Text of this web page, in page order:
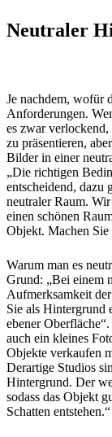
Neutraler
Je nachdem, wofür
Anforderungen.
es zwar
zu präsentieren,
Bilder in einer
„Die richtigen
entscheidend, dazu
neutraler Raum.
einen schönen
Objekt. Machen
Warum man es
Grund: „Bei einem
Aufmerksamkeit
Sie als Hintergrund
ebener
auch ein kleines
Objekte verkaufen
Derartige Studios
Hintergrund. Der
sodass das Objekt
Schatten entstehen.“